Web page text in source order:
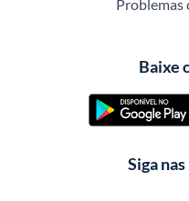
Problemas
Baixe
Siga